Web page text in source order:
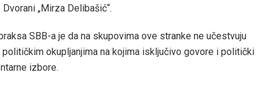
„Mirza Delibašić“.
SBB-a je da na skupovima ove stranke ne učestvuju
okupljanjima na kojima isključivo govore i politički
izbore.